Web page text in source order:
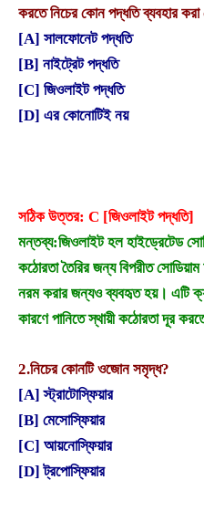
করতে নিচের কোন পদ্ধতি ব্যবহার করা
[A] সালফোনেট পদ্ধতি
[B] নাইট্রেট পদ্ধতি
[C] জিওলাইট পদ্ধতি
[D] এর কোনোটিই নয়
সঠিক উত্তর: C [জিওলাইট পদ্ধতি]
মন্তব্য:জিওলাইট হল হাইড্রেটেড
কঠোরতা তৈরির জন্য বিপরীত
নরম করার জন্যও ব্যবহৃত হয়। এটি
কারণে পানিতে স্থায়ী কঠোরতা দূর
2.নিচের কোনটি ওজোন সমৃদ্ধ?
[A] স্ট্রাটোস্ফিয়ার
[B] মেসোস্ফিয়ার
[C] আয়নোস্ফিয়ার
[D] ট্রপোস্ফিয়ার